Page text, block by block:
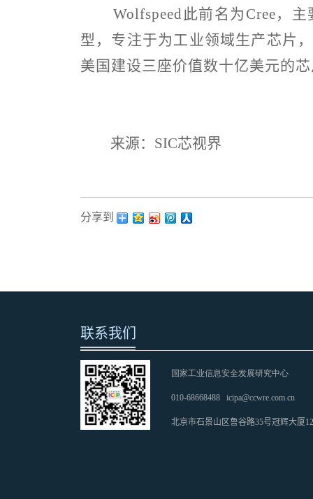
Wolfspeed 此前名为 Cree，主
型，专注于为工业领域生产芯片
美国建设三座价值数十亿美元的
来源： SIC芯视界
分享到：
联系我们
国家工业信息安全发展研究中心
010-68668488 icipa@ccwre.com.cn
北京市石景山区鲁谷路35号冠辉大厦